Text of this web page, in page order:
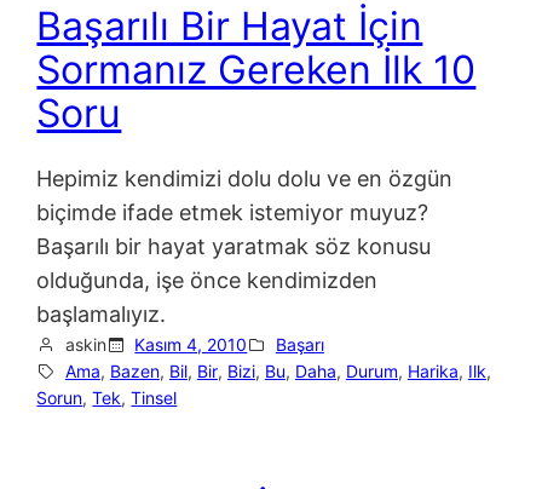
Başarılı Bir Hayat İçin
Sormanız Gereken İlk 10
Soru
Hepimiz kendimizi dolu dolu ve en özgün
biçimde ifade etmek istemiyor muyuz?
Başarılı bir hayat yaratmak söz konusu
olduğunda, işe önce kendimizden
başlamalıyız.
askin Kasım 4, 2010
Başarı
Ama, Bazen, Bil, Bir, Bizi, Bu, Daha, Durum, Harika, Ilk,
Sorun, Tek, Tinsel